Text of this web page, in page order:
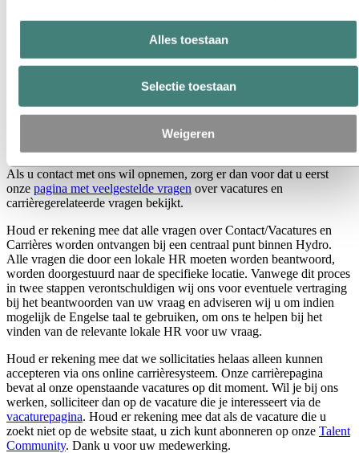
Alles toestaan
Selectie toestaan
Weigeren
Hydro Extrusions België - sales contacten
Carrières
Banen en carrières
Neem contact met ons op om een open positie gerelateerde vraag of
Als u contact met ons wil opnemen, zorg er dan voor dat u eerst
onze pagina met veelgestelde vragen over vacatures en
carrièregerelateerde vragen bekijkt.
Houd er rekening mee dat alle vragen over Contact/Vacatures en
Carrières worden ontvangen bij een centraal punt binnen Hydro.
Alle vragen die door een lokale HR moeten worden beantwoord,
worden doorgestuurd naar de specifieke locatie. Vanwege dit proces
in twee stappen verontschuldigen wij ons voor eventuele vertraging
bij het beantwoorden van uw vraag en adviseren wij u om indien
mogelijk de Engelse taal te gebruiken, om ons te helpen bij het
vinden van de relevante lokale HR voor uw vraag.
Houd er rekening mee dat we sollicitaties helaas alleen kunnen
accepteren via ons online carrièresysteem. Onze carrièrepagina
bevat al onze openstaande vacatures op dit moment. Wil je bij ons
werken, solliciteer dan op de vacature die je interesseert via de
vacaturepagina. Houd er rekening mee dat als de vacature die u
zoekt niet op de website staat, u zich kunt abonneren op onze Talent
Community. Dank u voor uw medewerking.